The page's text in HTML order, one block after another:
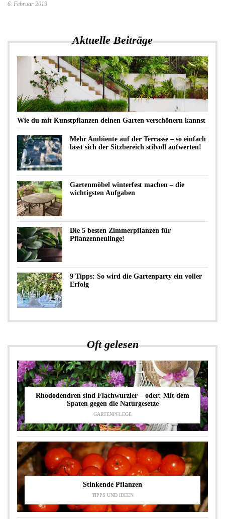
6. Februar 2019
Aktuelle Beiträge
Wie du mit Kunstpflanzen deinen Garten verschönern kannst
Mehr Ambiente auf der Terrasse – so einfach
lässt sich der Sitzbereich stilvoll aufwerten!
Gartenmöbel winterfest machen – die
wichtigsten Aufgaben
Die 5 besten Zimmerpflanzen für
Pflanzenneulinge!
9 Tipps: So wird die Gartenparty ein voller
Erfolg
Oft gelesen
Rhododendren sind Flachwurzler – oder: Mit dem
Spaten gegen die Naturgesetze
GARTENPFLEGE
Stinkende Pflanzen
TIPPS UND IDEEN